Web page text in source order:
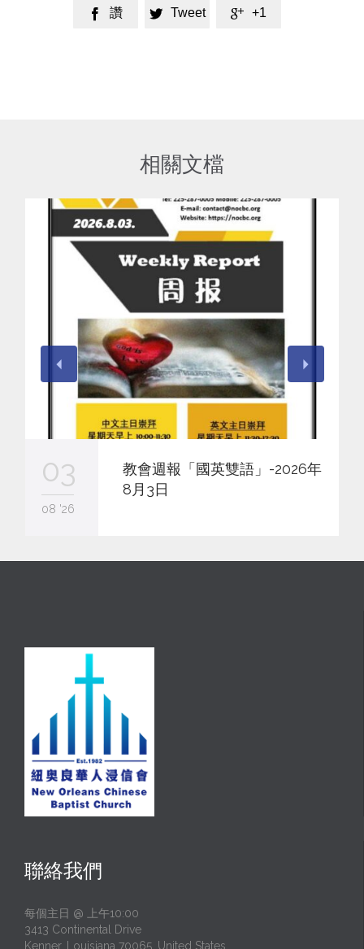
 讚  Tweet  +1
相關文檔
03
08 '26
教會週報「國英雙語」-2026年
8月3日
聯絡我們
每個主日 @ 上午10:00
3413 Continental Drive
Kenner, Louisiana 70065, United States